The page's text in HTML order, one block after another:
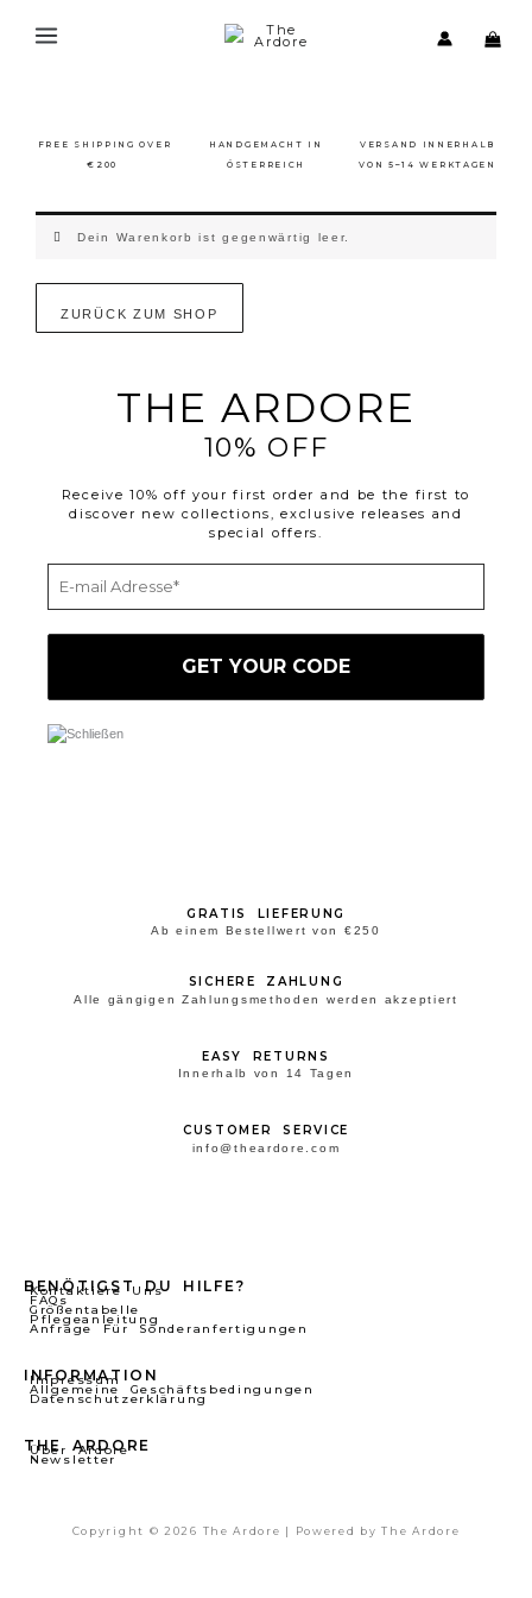
Inhalt
springen
FREE SHIPPING OVER
€200
HANDGEMACHT IN
ÖSTERREICH
VERSAND INNERHALB
VON 5–14 WERKTAGEN
Dein Warenkorb ist gegenwärtig leer.
ZURÜCK ZUM SHOP
THE ARDORE
10% OFF
Receive 10% off your first order and be the first to
discover new collections, exclusive releases and
special offers.
GRATIS LIEFERUNG
Ab einem Bestellwert von €250
SICHERE ZAHLUNG
Alle gängigen Zahlungsmethoden werden akzeptiert
EASY RETURNS
Innerhalb von 14 Tagen
CUSTOMER SERVICE
info@theardore.com
BENÖTIGST DU HILFE?
Kontaktiere Uns
FAQs
Größentabelle
Pflegeanleitung
Anfrage Für Sonderanfertigungen
INFORMATION
Impressum
Allgemeine Geschäftsbedingungen
Datenschutzerklärung
THE ARDORE
Über Ardore
Newsletter
Copyright © 2026 The Ardore | Powered by The Ardore